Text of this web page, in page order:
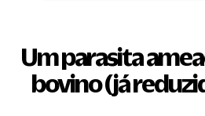
Um parasita
bovino (já